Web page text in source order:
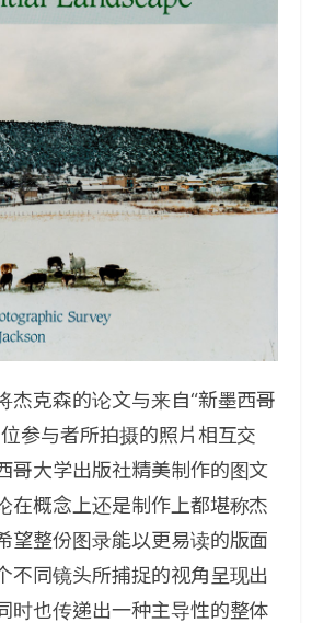
杰克森的论文与来自“新墨西哥
参与者所拍摄的照片相互交
哥大学出版社精美制作的图文
在概念上还是制作上都堪称杰
望整份图录能以更易读的版面
不同镜头所捕捉的视角呈现出
时也传递出一种主导性的整体